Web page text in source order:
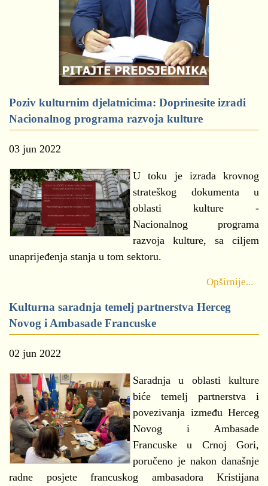
Poziv kulturnim djelatnicima: Doprinesite izradi
Nacionalnog programa razvoja kulture
03 jun 2022
U toku je izrada krovnog
strateškog dokumenta u
oblasti kulture -
Nacionalnog programa
razvoja kulture, sa ciljem
unaprijeđenja stanja u tom sektoru.
Opširnije...
Kulturna saradnja temelj partnerstva Herceg
Novog i Ambasade Francuske
02 jun 2022
Saradnja u oblasti kulture
biće temelj partnerstva i
povezivanja između Herceg
Novog i Ambasade
Francuske u Crnoj Gori,
poručeno je nakon današnje
radne posjete francuskog ambasadora Kristijana